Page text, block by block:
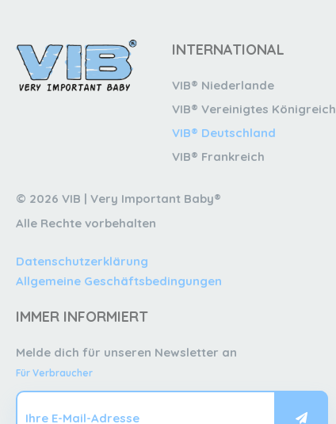
INTERNATIONAL
VIB® Niederlande
VIB® Vereinigtes Königreich
VIB® Deutschland
VIB® Frankreich
© 2026 VIB | Very Important Baby®
Alle Rechte vorbehalten
Datenschutzerklärung
Allgemeine Geschäftsbedingungen
IMMER INFORMIERT
Melde dich für unseren Newsletter an
Für Verbraucher